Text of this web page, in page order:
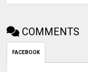
COMMENTS
FACEBOOK